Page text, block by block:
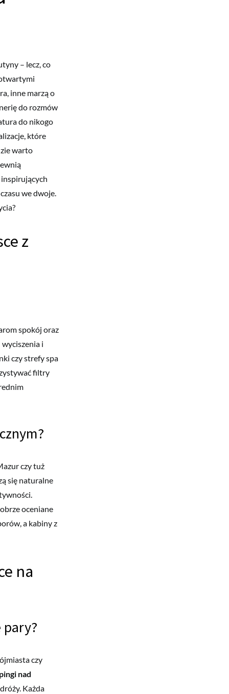
– lecz, co
inne marzą o
do rozmów
do nikogo
które
warto
we dwoje.
z
spokój oraz
i
czy strefy spa
filtry
czy tuż
się naturalne
oceniane
a kabiny z
na
pary?
czy
nad
Każda